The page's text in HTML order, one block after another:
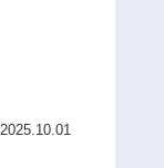
2025.10.01